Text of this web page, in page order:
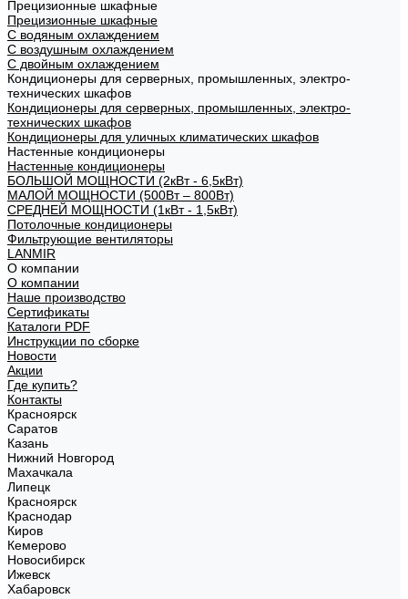
Прецизионные шкафные
Прецизионные шкафные
С водяным охлаждением
С воздушным охлаждением
С двойным охлаждением
Кондиционеры для серверных, промышленных, электро-
технических шкафов
Кондиционеры для серверных, промышленных, электро-
технических шкафов
Кондиционеры для уличных климатических шкафов
Настенные кондиционеры
Настенные кондиционеры
БОЛЬШОЙ МОЩНОСТИ (2кВт - 6,5кВт)
МАЛОЙ МОЩНОСТИ (500Вт – 800Вт)
СРЕДНЕЙ МОЩНОСТИ (1кВт - 1,5кВт)
Потолочные кондиционеры
Фильтрующие вентиляторы
LANMIR
О компании
О компании
Наше производство
Сертификаты
Каталоги PDF
Инструкции по сборке
Новости
Акции
Где купить?
Контакты
Красноярск
Саратов
Казань
Нижний Новгород
Махачкала
Липецк
Красноярск
Краснодар
Киров
Кемерово
Новосибирск
Ижевск
Хабаровск